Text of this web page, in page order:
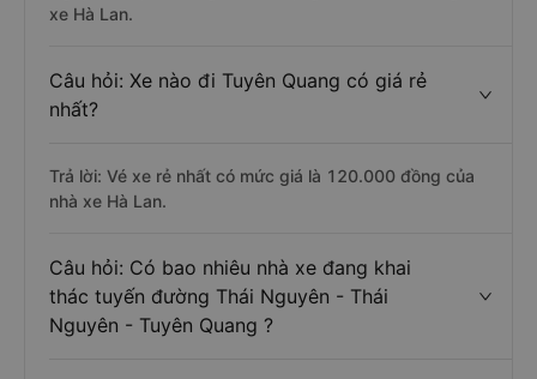
xe Hà Lan.
Câu hỏi: Xe nào đi Tuyên Quang có giá rẻ
nhất?
Trả lời: Vé xe rẻ nhất có mức giá là 120.000 đồng của
nhà xe Hà Lan.
Câu hỏi: Có bao nhiêu nhà xe đang khai
thác tuyến đường Thái Nguyên - Thái
Nguyên - Tuyên Quang ?